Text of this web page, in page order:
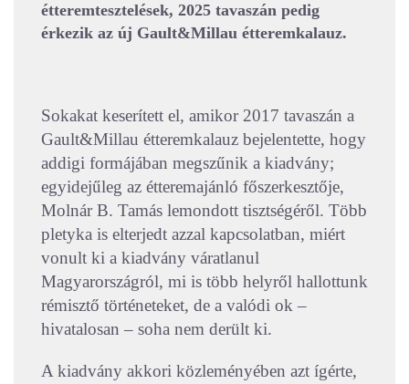
étteremtesztelések, 2025 tavaszán pedig
érkezik az új Gault&Millau étteremkalauz.
Sokakat keserített el, amikor 2017 tavaszán a
Gault&Millau étteremkalauz bejelentette, hogy
addigi formájában megszűnik a kiadvány;
egyidejűleg az étteremajánló főszerkesztője,
Molnár B. Tamás lemondott tisztségéről. Több
pletyka is elterjedt azzal kapcsolatban, miért
vonult ki a kiadvány váratlanul
Magyarországról, mi is több helyről hallottunk
rémisztő történeteket, de a valódi ok –
hivatalosan – soha nem derült ki.
A kiadvány akkori közleményében azt ígérte,